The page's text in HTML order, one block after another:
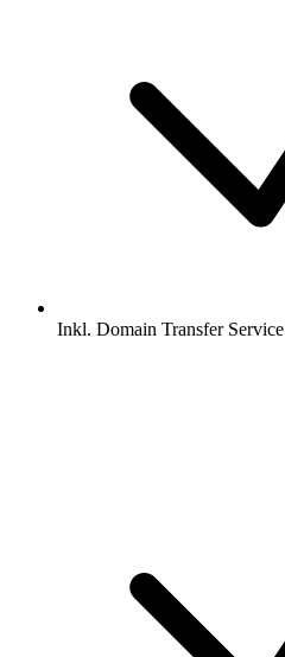
Inkl. Domain Transfer Service